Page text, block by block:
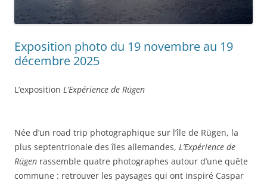
Exposition photo du 19 novembre au 19
décembre 2025
L’exposition L’Expérience de Rügen
Née d’un road trip photographique sur l’île de Rügen, la
plus septentrionale des îles allemandes, L’Expérience de
Rügen rassemble quatre photographes autour d’une quête
commune : retrouver les paysages qui ont inspiré Caspar